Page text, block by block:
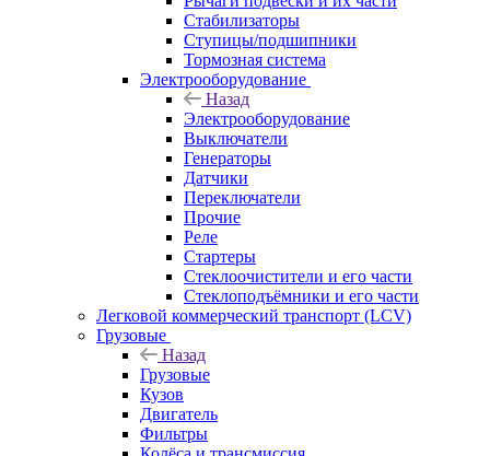
Стабилизаторы
Ступицы/подшипники
Тормозная система
Электрооборудование
Назад
Электрооборудование
Выключатели
Генераторы
Датчики
Переключатели
Прочие
Реле
Стартеры
Стеклоочистители и его части
Стеклоподъёмники и его части
Легковой коммерческий транспорт (LCV)
Грузовые
Назад
Грузовые
Кузов
Двигатель
Фильтры